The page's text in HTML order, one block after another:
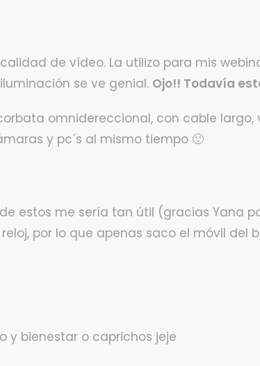
de vídeo. La utilizo para mis
se ve genial. Ojo!! Todavía
omnidereccional, con cable
y pc´s al mismo tiempo 🙂
estos me sería tan útil (gracias Yana
por lo que apenas saco el móvil del
y bienestar o caprichos jeje